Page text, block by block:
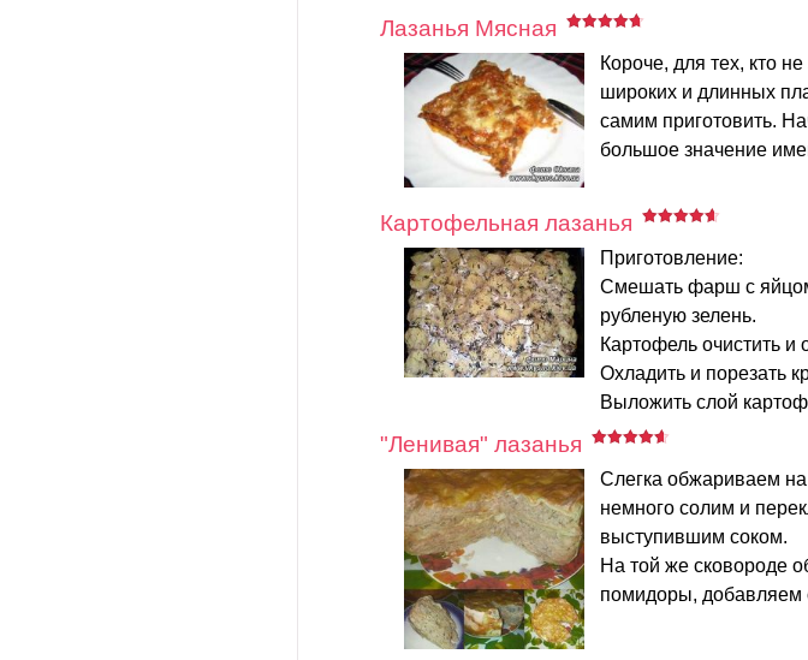
Лазанья Мясная
Короче, для тех, кто
широких и длинных
самим приготовить.
большое значение
Картофельная лазанья
Приготовление:
Смешать фарш с
рубленую зелень.
Картофель очистить и
Охладить и порезать
Выложить слой
"Ленивая" лазанья
Слегка обжариваем
немного солим и
выступившим соком.
На той же сковороде
помидоры, добавляем